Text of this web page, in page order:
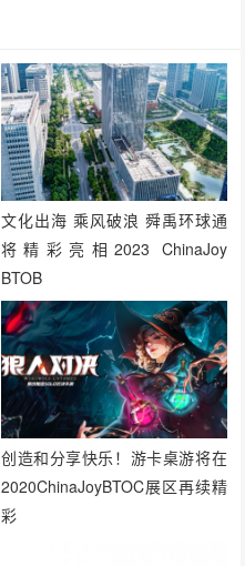
文化出海 乘风破浪 舜禹环球通
将精彩亮相2023 ChinaJoy
BTOB
创造和分享快乐！游卡桌游将在
2020ChinaJoyBTOC展区再续精
彩